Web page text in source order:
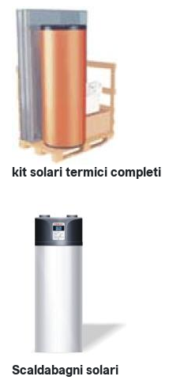
kit solari termici completi
Scaldabagni solari